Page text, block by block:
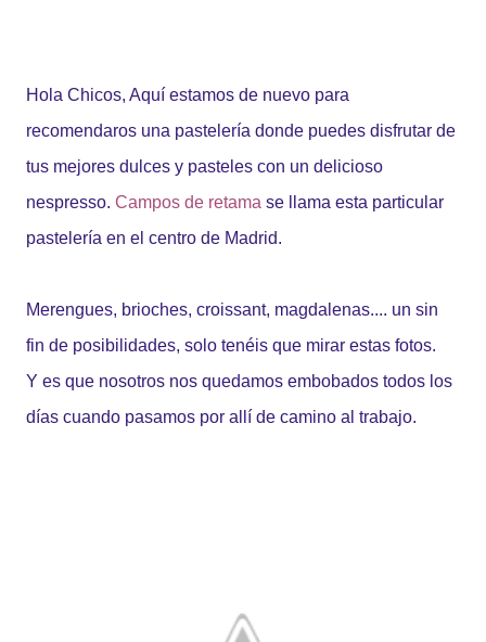
Hola Chicos, Aquí estamos de nuevo para
recomendaros una pastelería donde puedes disfrutar de
tus mejores dulces y pasteles con un delicioso
nespresso. Campos de retama se llama esta particular
pastelería en el centro de Madrid.
Merengues, brioches, croissant, magdalenas.... un sin
fin de posibilidades, solo tenéis que mirar estas fotos.
Y es que nosotros nos quedamos embobados todos los
días cuando pasamos por allí de camino al trabajo.